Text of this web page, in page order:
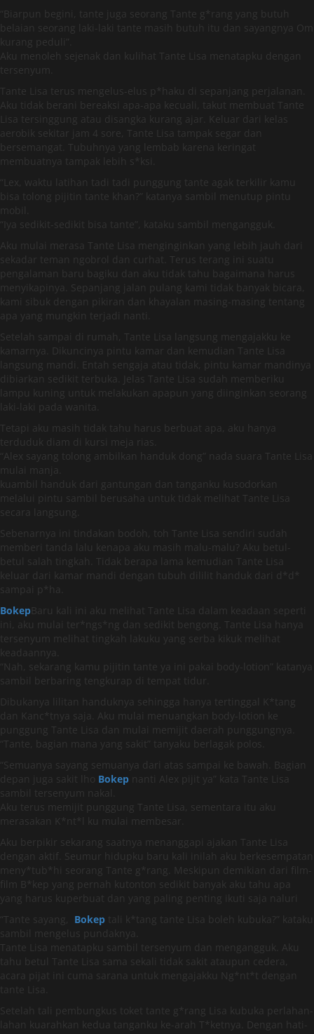
“Biarpun begini, tante juga seorang Tante g*rang yang butuh
belaian seorang laki-laki tante masih butuh itu dan sayangnya Om
kurang peduli”.
Aku menoleh sejenak dan kulihat Tante Lisa menatapku dengan
tersenyum.
Tante Lisa terus mengelus-elus p*haku di sepanjang perjalanan.
Aku tidak berani bereaksi apa-apa kecuali, takut membuat Tante
Lisa tersinggung atau disangka kurang ajar. Keluar dari kelas
aerobik sekitar jam 4 sore, Tante Lisa tampak segar dan
bersemangat. Tubuhnya yang lembab karena keringat
membuatnya tampak lebih s*ksi.
“Lex, waktu latihan tadi tadi punggung tante agak terkilir kamu
bisa tolong pijitin tante khan?” katanya sambil menutup pintu
mobil.
“Iya sedikit-sedikit bisa tante”, kataku sambil mengangguk.
Aku mulai merasa Tante Lisa menginginkan yang lebih jauh dari
sekadar teman ngobrol dan curhat. Terus terang ini suatu
pengalaman baru bagiku dan aku tidak tahu bagaimana harus
menyikapinya. Sepanjang jalan pulang kami tidak banyak bicara,
kami sibuk dengan pikiran dan khayalan masing-masing tentang
apa yang mungkin terjadi nanti.
Setelah sampai di rumah, Tante Lisa langsung mengajakku ke
kamarnya. Dikuncinya pintu kamar dan kemudian Tante Lisa
langsung mandi. Entah sengaja atau tidak, pintu kamar mandinya
dibiarkan sedikit terbuka. Jelas Tante Lisa sudah memberiku
lampu kuning untuk melakukan apapun yang diinginkan seorang
laki-laki pada wanita.
Tetapi aku masih tidak tahu harus berbuat apa, aku hanya
terduduk diam di kursi meja rias.
“Alex sayang tolong ambilkan handuk dong” nada suara Tante Lisa
mulai manja.
kuambil handuk dari gantungan dan tanganku kusodorkan
melalui pintu sambil berusaha untuk tidak melihat Tante Lisa
secara langsung.
Sebenarnya ini tindakan bodoh, toh Tante Lisa sendiri sudah
memberi tanda lalu kenapa aku masih malu-malu? Aku betul-
betul salah tingkah. Tidak berapa lama kemudian Tante Lisa
keluar dari kamar mandi dengan tubuh dililit handuk dari d*d*
sampai p*ha.
BokepBaru kali ini aku melihat Tante Lisa dalam keadaan seperti
ini, aku mulai ter*ngs*ng dan sedikit bengong. Tante Lisa hanya
tersenyum melihat tingkah lakuku yang serba kikuk melihat
keadaannya.
“Nah, sekarang kamu pijitin tante ya ini pakai body-lotion” katanya
sambil berbaring tengkurap di tempat tidur.
Dibukanya lilitan handuknya sehingga hanya tertinggal K*tang
dan Kanc*tnya saja. Aku mulai menuangkan body-lotion ke
punggung Tante Lisa dan mulai memijit daerah punggungnya.
“Tante, bagian mana yang sakit” tanyaku berlagak polos.
“Semuanya sayang semuanya dari atas sampai ke bawah. Bagian
depan juga sakit lho Bokep nanti Alex pijit ya” kata Tante Lisa
sambil tersenyum nakal.
Aku terus memijit punggung Tante Lisa, sementara itu aku
merasakan K*nt*l ku mulai membesar.
Aku berpikir sekarang saatnya menanggapi ajakan Tante Lisa
dengan aktif. Seumur hidupku baru kali inilah aku berkesempatan
meny*tub*hi seorang Tante g*rang. Meskipun demikian dari film-
film B*kep yang pernah kutonton sedikit banyak aku tahu apa
yang harus kuperbuat dan yang paling penting ikuti saja naluri
“Tante sayang, Bokep tali k*tang tante Lisa boleh kubuka?” kataku
sambil mengelus pundaknya.
Tante Lisa menatapku sambil tersenyum dan mengangguk. Aku
tahu betul Tante Lisa sama sekali tidak sakit ataupun cedera,
acara pijat ini cuma sarana untuk mengajakku Ng*nt*t dengan
tante Lisa.
Setelah tali pembungkus toket tante g*rang Lisa kubuka perlahan-
lahan kuarahkan kedua tanganku ke-arah T*ketnya. Dengan hati-